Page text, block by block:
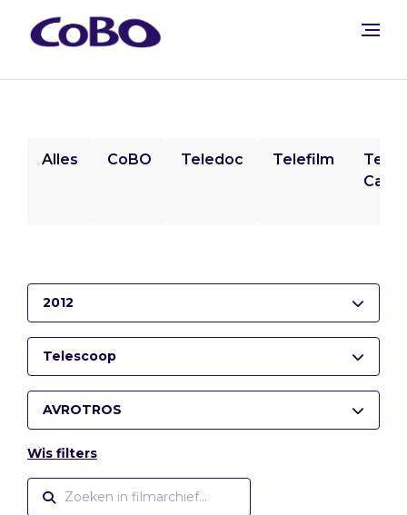
Alles CoBO Teledoc Telefilm
2012
Telescoop
AVROTROS
Wis filters